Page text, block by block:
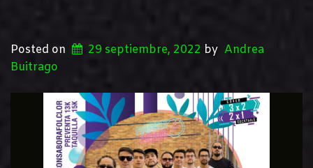
Posted on 29 septiembre, 2022 by Andrea
Buitrago